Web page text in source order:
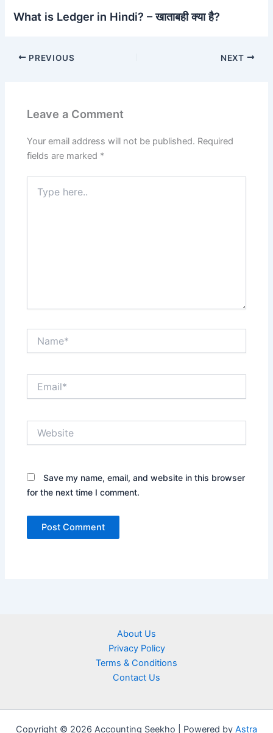
What is Ledger in Hindi? – खाताबही क्या है?
PREVIOUS NEXT
Leave a Comment
Your email address will not be published. Required
fields are marked *
here..
Save my name, email, and website in this browser
for the next time I comment.
About Us
Privacy Policy
Terms & Conditions
Contact Us
Copyright © 2026 Accounting Seekho | Powered by Astra